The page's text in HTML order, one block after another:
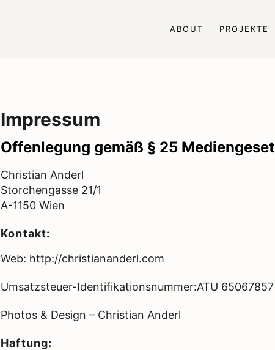
ABOUT PROJEKTE
Impressum
Offenlegung gemäß § 25
Christian Anderl
Storchengasse 21/1
A-1150 Wien
Kontakt:
Web: http://christiananderl.com
Umsatzsteuer-Identifikationsnummer:ATU 65067857
Photos & Design – Christian Anderl
Haftung: